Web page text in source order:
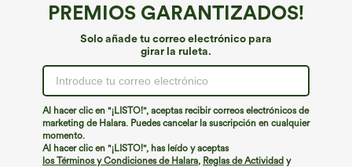
PREMIOS GARANTIZADOS!
Solo añade tu correo electrónico para
girar la ruleta.
Al hacer clic en "¡LISTO!", aceptas recibir correos electrónicos de
marketing de Halara. Puedes cancelar la suscripción en cualquier
momento.
Al hacer clic en "¡LISTO!", has leído y aceptas
los Términos y Condiciones de Halara, Reglas de Actividad y
¡Ups!
No podemos encontrar la página que estás buscando.
Seguir comprando